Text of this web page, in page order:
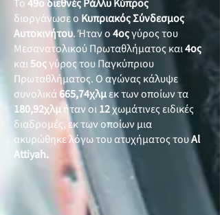
Το49ο διεθνές Ράλλυ Κύπρος
διοργάνωσε ο Κυπριακός Σύνδεσμος
Αυτοκινήτου. Ήταν ο4οςγύρος του
Μεσανατολικού Πρωταθλήματος και4ος
και5οςγύρος του Παγκύπριου
Πρωταθλήματος. Ο αγώνας κάλυψε
συνολικά665,74χλμεκ των οποίων τα
180,92χλμήταν οι12χωμάτινες ειδικές
διαδρομές, εκ των οποίων μια
ακυρώθηκε λόγω του ατυχήματος τουAl
Attiyah.